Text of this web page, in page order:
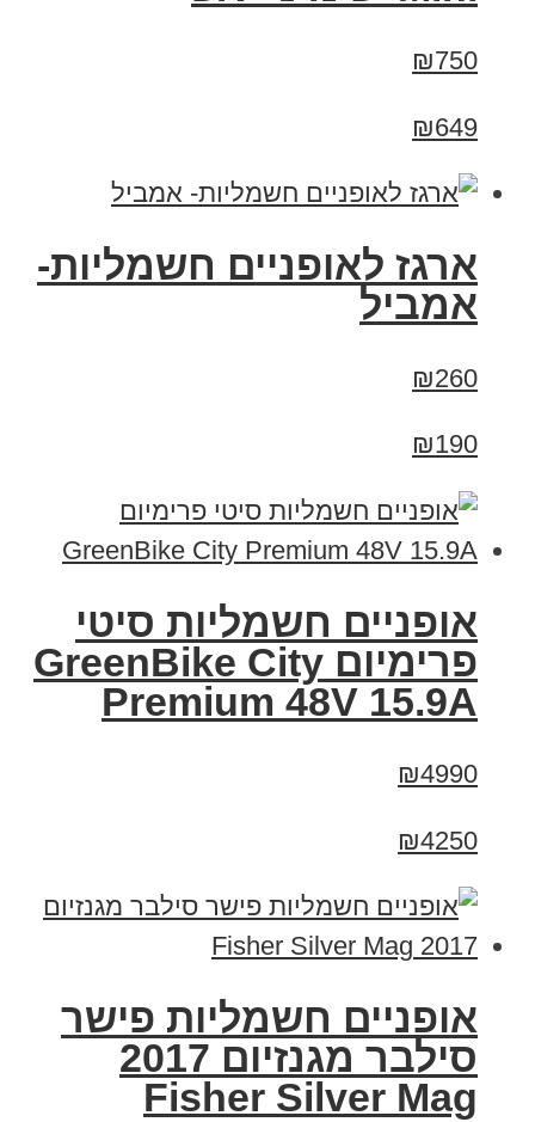
₪750
₪649
ארגז לאופניים חשמליות-
אמביל
₪260
₪190
אופניים חשמליות סיטי
פרימיום GreenBike City
Premium 48V 15.9A
₪4990
₪4250
אופניים חשמליות פישר
סילבר מגנזיום 2017
Fisher Silver Mag